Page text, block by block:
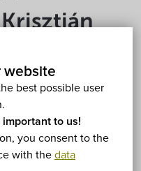
website
best possible user
to us!
you consent to the
with the data
9437 Hegykő